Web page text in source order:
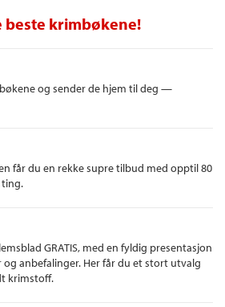
beste krimbøkene!
og sender de hjem til deg —
får du en rekke supre tilbud med opptil 80
ting.
GRATIS, med en fyldig presentasjon
anbefalinger. Her får du et stort utvalg
krimstoff.